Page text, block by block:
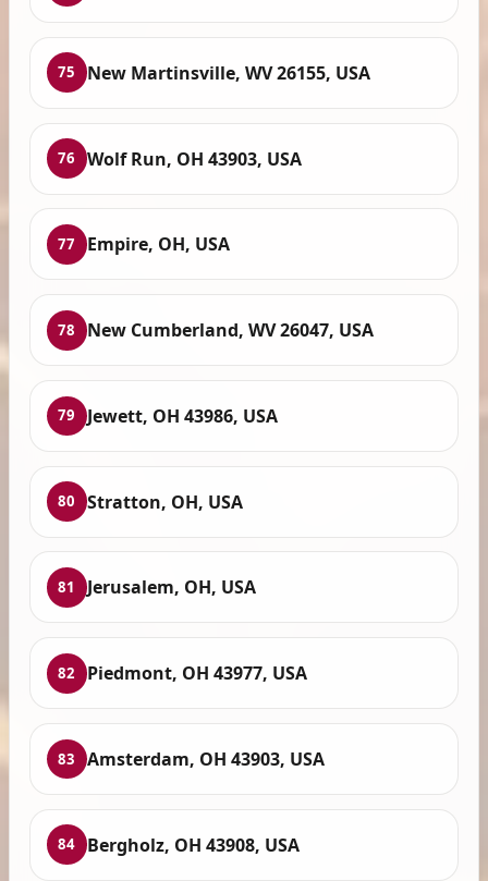
75 New Martinsville, WV 26155, USA
76 Wolf Run, OH 43903, USA
77 Empire, OH, USA
78 New Cumberland, WV 26047, USA
79 Jewett, OH 43986, USA
80 Stratton, OH, USA
81 Jerusalem, OH, USA
82 Piedmont, OH 43977, USA
83 Amsterdam, OH 43903, USA
84 Bergholz, OH 43908, USA